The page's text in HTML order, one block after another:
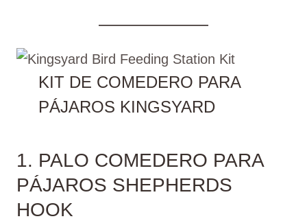
KIT DE COMEDERO PARA
PÁJAROS KINGSYARD
1. PALO COMEDERO PARA
PÁJAROS SHEPHERDS
HOOK